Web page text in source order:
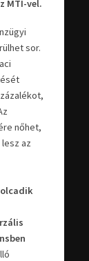
MTI-vel.
sor.
nőhet,
az